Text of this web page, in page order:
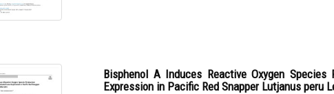
Bisphenol A Induces Reactive Oxygen Species
Expression in Pacific Red Snapper Lutjanus peru